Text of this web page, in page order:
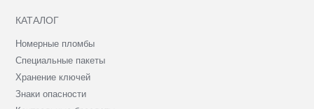
КАТАЛОГ
Номерные пломбы
Специальные пакеты
Хранение ключей
Знаки опасности